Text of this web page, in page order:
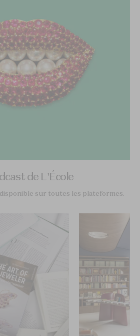
de L'École
disponible sur toutes les plateformes.